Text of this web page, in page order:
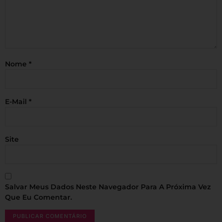
Nome *
E-Mail *
Site
Salvar Meus Dados Neste Navegador Para A Próxima Vez
Que Eu Comentar.